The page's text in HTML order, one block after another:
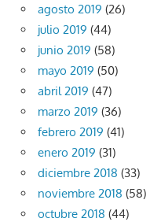
agosto 2019 (26)
julio 2019 (44)
junio 2019 (58)
mayo 2019 (50)
abril 2019 (47)
marzo 2019 (36)
febrero 2019 (41)
enero 2019 (31)
diciembre 2018 (33)
noviembre 2018 (58)
octubre 2018 (44)